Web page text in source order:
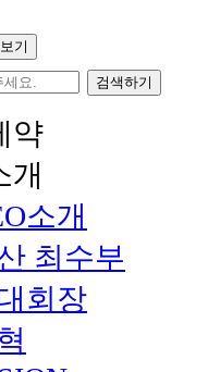
약
개
소개
최수부
회장